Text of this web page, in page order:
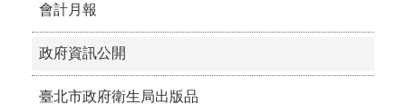
會計月報
政府資訊公開
臺北市政府衛生局出版品